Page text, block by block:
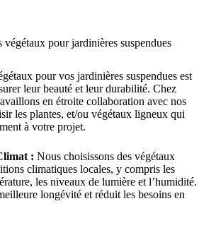
végétaux pour jardinières suspendues
pour vos jardinières suspendues est
leur beauté et leur durabilité. Chez
en étroite collaboration avec nos
les plantes, et/ou végétaux ligneux qui
à votre projet.
: Nous choisissons des végétaux
climatiques locales, y compris les
les niveaux de lumière et l’humidité.
longévité et réduit les besoins en